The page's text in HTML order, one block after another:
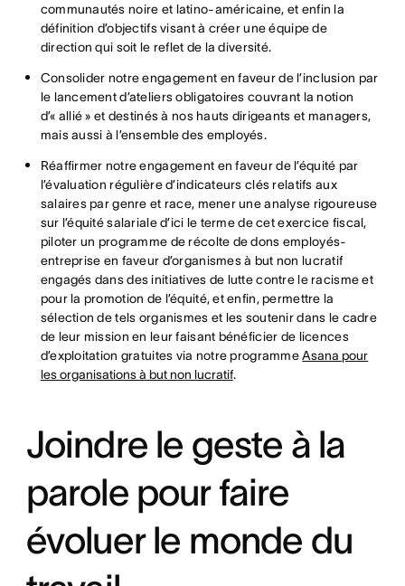
communautés noire et latino-américaine, et enfin la
définition d’objectifs visant à créer une équipe de
direction qui soit le reflet de la diversité.
Consolider notre engagement en faveur de l’inclusion par
le lancement d’ateliers obligatoires couvrant la notion
d’« allié » et destinés à nos hauts dirigeants et managers,
mais aussi à l’ensemble des employés.
Réaffirmer notre engagement en faveur de l’équité par
l’évaluation régulière d’indicateurs clés relatifs aux
salaires par genre et race, mener une analyse rigoureuse
sur l’équité salariale d’ici le terme de cet exercice fiscal,
piloter un programme de récolte de dons employés-
entreprise en faveur d’organismes à but non lucratif
engagés dans des initiatives de lutte contre le racisme et
pour la promotion de l’équité, et enfin, permettre la
sélection de tels organismes et les soutenir dans le cadre
de leur mission en leur faisant bénéficier de licences
d’exploitation gratuites via notre programmeAsana pour
les organisations à but non lucratif.
Joindre le geste à la
parole pour faire
évoluer le monde du